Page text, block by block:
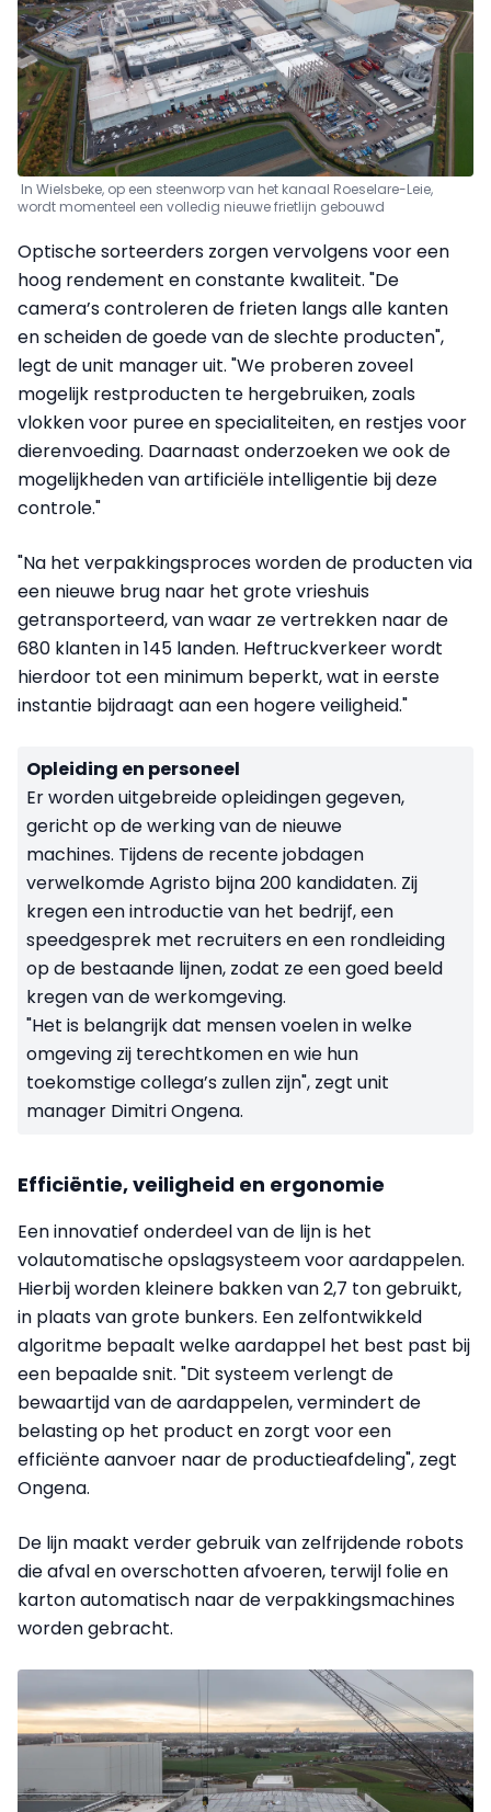
In Wielsbeke, op een steenworp van het kanaal Roeselare-Leie,
wordt momenteel een volledig nieuwe frietlijn gebouwd
Optische sorteerders zorgen vervolgens voor een
hoog rendement en constante kwaliteit. "De
camera’s controleren de frieten langs alle kanten
en scheiden de goede van de slechte producten",
legt de unit manager uit. "We proberen zoveel
mogelijk restproducten te hergebruiken, zoals
vlokken voor puree en specialiteiten, en restjes voor
dierenvoeding. Daarnaast onderzoeken we ook de
mogelijkheden van artificiële intelligentie bij deze
controle."
"Na het verpakkingsproces worden de producten via
een nieuwe brug naar het grote vrieshuis
getransporteerd, van waar ze vertrekken naar de
680 klanten in 145 landen. Heftruckverkeer wordt
hierdoor tot een minimum beperkt, wat in eerste
instantie bijdraagt aan een hogere veiligheid."
Opleiding en personeel
Er worden uitgebreide opleidingen gegeven,
gericht op de werking van de nieuwe
machines. Tijdens de recente jobdagen
verwelkomde Agristo bijna 200 kandidaten. Zij
kregen een introductie van het bedrijf, een
speedgesprek met recruiters en een rondleiding
op de bestaande lijnen, zodat ze een goed beeld
kregen van de werkomgeving.
"Het is belangrijk dat mensen voelen in welke
omgeving zij terechtkomen en wie hun
toekomstige collega’s zullen zijn", zegt unit
manager Dimitri Ongena.
Efficiëntie, veiligheid en ergonomie
Een innovatief onderdeel van de lijn is het
volautomatische opslagsysteem voor aardappelen.
Hierbij worden kleinere bakken van 2,7 ton gebruikt,
in plaats van grote bunkers. Een zelfontwikkeld
algoritme bepaalt welke aardappel het best past bij
een bepaalde snit. "Dit systeem verlengt de
bewaartijd van de aardappelen, vermindert de
belasting op het product en zorgt voor een
efficiënte aanvoer naar de productieafdeling", zegt
Ongena.
De lijn maakt verder gebruik van zelfrijdende robots
die afval en overschotten afvoeren, terwijl folie en
karton automatisch naar de verpakkingsmachines
worden gebracht.